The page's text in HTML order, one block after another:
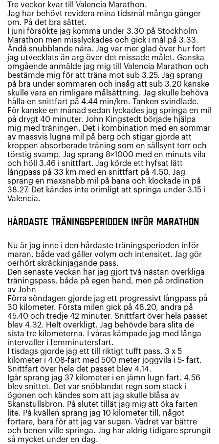
Tre veckor kvar till Valencia Marathon.
Jag har behövt revidera mina tidsmål många gånger
om. På det bra sättet.
I juni försökte jag komma under 3.30 på Stockholm
Marathon men misslyckades och gick i mål på 3.33.
Ändå snubblande nära. Jag var mer glad över hur fort
jag utvecklats än arg över det missade målet. Ganska
omgående anmälde jag mig till Valencia Marathon och
bestämde mig för att träna mot sub 3.25. Jag sprang
på bra under sommaren och insåg att sub 3.20 kanske
skulle vara en rimligare målsättning. Jag skulle behöva
hålla en snittfart på 4.44 min/km. Tanken svindlade.
För kanske en månad sedan lyckades jag springa en mil
på drygt 40 minuter. John Kingstedt började hjälpa
mig med träningen. Det i kombination med en sommar
av massvis lugna mil på berg och stigar gjorde att
kroppen absorberade träning som en sällsynt torr och
törstig svamp. Jag sprang 8×1000 med en minuts vila
och höll 3.46 i snittfart. Jag körde ett hyfsat lätt
långpass på 33 km med en snittfart på 4.50. Jag
sprang en maxsnabb mil på bana och klockade in på
38.27. Det kändes inte orimligt att springa under 3.15 i
Valencia.
Hårdaste träningsperioden inför marathon
Nu är jag inne i den hårdaste träningsperioden inför
maran, både vad gäller volym och intensitet. Jag gör
oerhört skräckinjagande pass.
Den senaste veckan har jag gjort två nästan overkliga
träningspass, båda på egen hand, men på ordination
av John
Förra söndagen gjorde jag ett progressivt långpass på
30 kilometer. Första milen gick på 48.20, andra på
45.40 och tredje 42 minuter. Snittfart över hela passet
blev 4.32. Helt overkligt. Jag behövde bara slita de
sista tre kilometerna. I våras kämpade jag med långa
intervaller i femminutersfart.
I tisdags gjorde jag ett till riktigt tufft pass. 3 x 5
kilometer i 4.08-fart med 500 meter joggvila i 5- fart.
Snittfart över hela det passet blev 4.14.
Igår sprang jag 37 kilometer i en jämn lugn fart. 4.56
blev snittet. Det var snöblandat regn som stack i
ögonen och kändes som att jag skulle blåsa av
Skanstullsbron. På slutet tillät jag mig att öka farten
lite. På kvällen sprang jag 10 kilometer till, något
fortare, bara för att jag var sugen. Vädret var bättre
och benen ville springa. Jag har aldrig tidigare sprungit
så mycket under en dag.